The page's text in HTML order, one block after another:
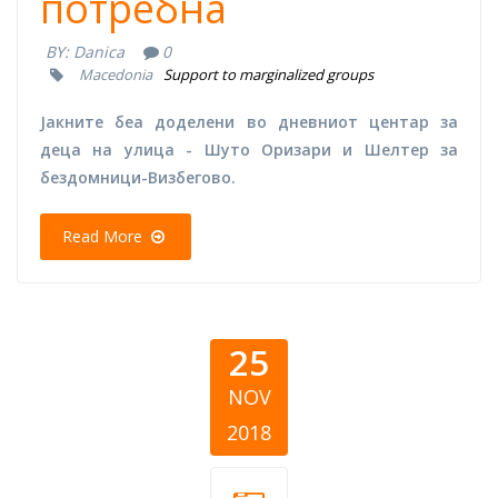
BY: Danica 0
Macedonia Support to marginalized groups
Јакните беа доделени во дневниот центар за
деца на улица - Шуто Оризари и Шелтер за
бездомници-Визбегово.
Read More
25
NOV
2018